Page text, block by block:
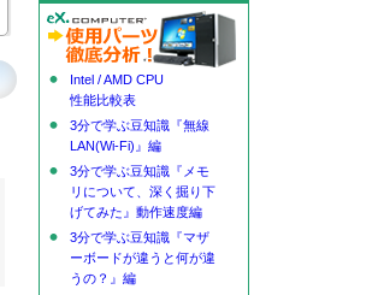
Intel / AMD CPU
性能比較表
3分で学ぶ豆知識『無線
LAN(Wi-Fi)』編
3分で学ぶ豆知識『メモ
リについて、深く掘り下
げてみた』動作速度編
3分で学ぶ豆知識『マザ
ーボードが違うと何が違
うの？』編